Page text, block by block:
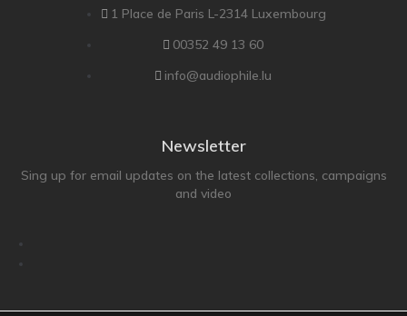
1 Place de Paris L-2314 Luxembourg
00352 49 13 60
info@audiophile.lu
Newsletter
Sing up for email updates on the latest collections, campaigns
and video